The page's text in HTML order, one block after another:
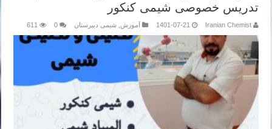
تدریس خصوصی شیمی کنکور
Iranian Chemist
1401-07-21 آموزش شیمی دبیرستان 0
611